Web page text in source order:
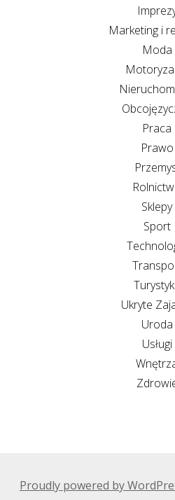
Marketing i
Moda
Praca
Prawo
Sklepy
Sport
Ukryte
Uroda
Usługi
Proudly powered by